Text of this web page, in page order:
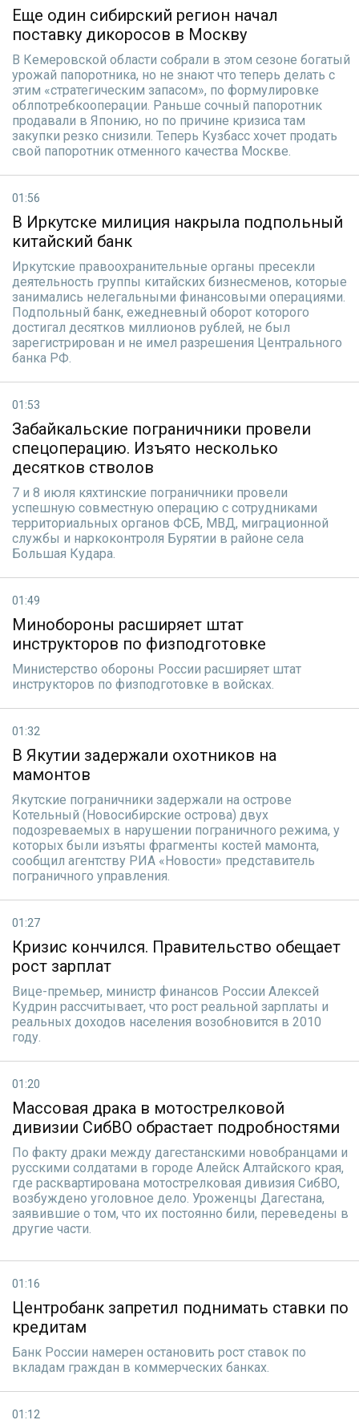
Еще один сибирский регион начал
поставку дикоросов в Москву
В Кемеровской области собрали в этом сезоне богатый
урожай папоротника, но не знают что теперь делать с
этим «стратегическим запасом», по формулировке
облпотребкооперации. Раньше сочный папоротник
продавали в Японию, но по причине кризиса там
закупки резко снизили. Теперь Кузбасс хочет продать
свой папоротник отменного качества Москве.
01:56
В Иркутске милиция накрыла подпольный
китайский банк
Иркутские правоохранительные органы пресекли
деятельность группы китайских бизнесменов, которые
занимались нелегальными финансовыми операциями.
Подпольный банк, ежедневный оборот которого
достигал десятков миллионов рублей, не был
зарегистрирован и не имел разрешения Центрального
банка РФ.
01:53
Забайкальские пограничники провели
спецоперацию. Изъято несколько
десятков стволов
7 и 8 июля кяхтинские пограничники провели
успешную совместную операцию с сотрудниками
территориальных органов ФСБ, МВД, миграционной
службы и наркоконтроля Бурятии в районе села
Большая Кудара.
01:49
Минобороны расширяет штат
инструкторов по физподготовке
Министерство обороны России расширяет штат
инструкторов по физподготовке в войсках.
01:32
В Якутии задержали охотников на
мамонтов
Якутские пограничники задержали на острове
Котельный (Новосибирские острова) двух
подозреваемых в нарушении пограничного режима, у
которых были изъяты фрагменты костей мамонта,
сообщил агентству РИА «Новости» представитель
пограничного управления.
01:27
Кризис кончился. Правительство обещает
рост зарплат
Вице-премьер, министр финансов России Алексей
Кудрин рассчитывает, что рост реальной зарплаты и
реальных доходов населения возобновится в 2010
году.
01:20
Массовая драка в мотострелковой
дивизии СибВО обрастает подробностями
По факту драки между дагестанскими новобранцами и
русскими солдатами в городе Алейск Алтайского края,
где расквартирована мотострелковая дивизия СибВО,
возбуждено уголовное дело. Уроженцы Дагестана,
заявившие о том, что их постоянно били, переведены в
другие части.
01:16
Центробанк запретил поднимать ставки по
кредитам
Банк России намерен остановить рост ставок по
вкладам граждан в коммерческих банках.
01:12